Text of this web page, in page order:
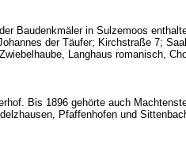
Baudenkmäler in Sulzemoos
der Täufer; Kirchstraße 7;
Langhaus romanisch,
Bis 1896 gehörte auch
Pfaffenhofen und